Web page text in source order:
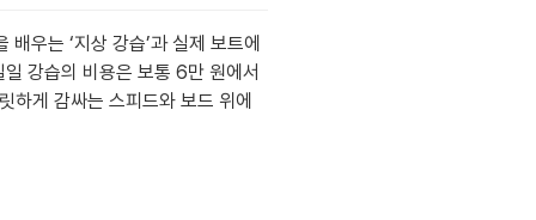
우는 ‘지상 강습’과 실제 보트에
강습의 비용은 보통 6만 원에서
하게 감싸는 스피드와 보드 위에